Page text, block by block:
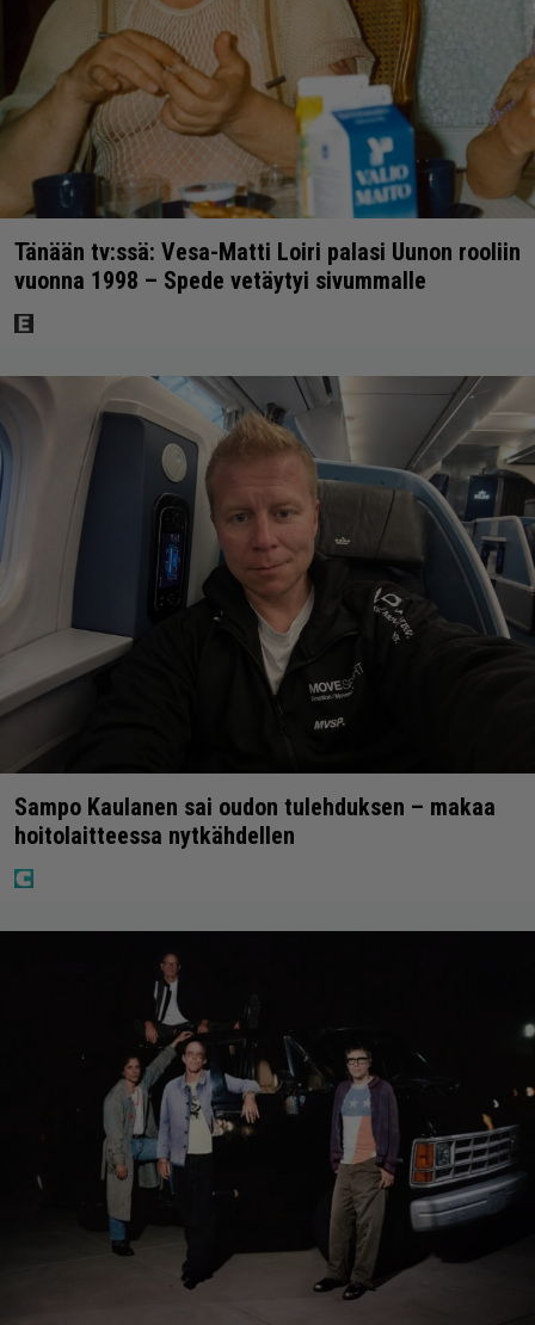
Tänään tv:ssä: Vesa-Matti Loiri palasi Uunon rooliin
vuonna 1998 – Spede vetäytyi sivummalle
Sampo Kaulanen sai oudon tulehduksen – makaa
hoitolaitteessa nytkähdellen